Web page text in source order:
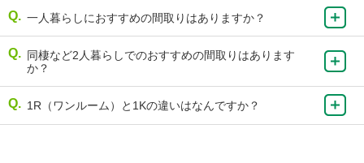
一人暮らしにおすすめの間取りはありますか？
同棲など2人暮らしでのおすすめの間取りはあります
か？
1R（ワンルーム）と1Kの違いはなんですか？